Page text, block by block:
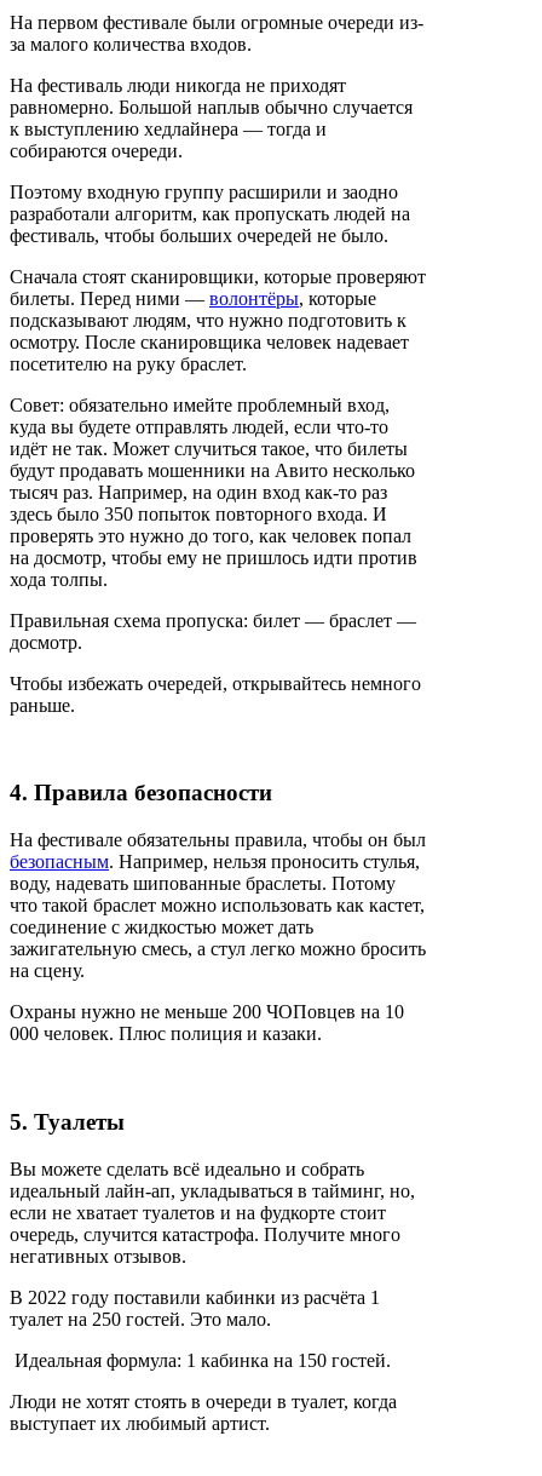
На первом фестивале были огромные очереди из-
за малого количества входов.
На фестиваль люди никогда не приходят
равномерно. Большой наплыв обычно случается
к выступлению хедлайнера — тогда и
собираются очереди.
Поэтому входную группу расширили и заодно
разработали алгоритм, как пропускать людей на
фестиваль, чтобы больших очередей не было.
Сначала стоят сканировщики, которые проверяют
билеты. Перед ними — волонтёры, которые
подсказывают людям, что нужно подготовить к
осмотру. После сканировщика человек надевает
посетителю на руку браслет.
Совет: обязательно имейте проблемный вход,
куда вы будете отправлять людей, если что-то
идёт не так. Может случиться такое, что билеты
будут продавать мошенники на Авито несколько
тысяч раз. Например, на один вход как-то раз
здесь было 350 попыток повторного входа. И
проверять это нужно до того, как человек попал
на досмотр, чтобы ему не пришлось идти против
хода толпы.
Правильная схема пропуска: билет — браслет —
досмотр.
Чтобы избежать очередей, открывайтесь немного
раньше.
4. Правила безопасности
На фестивале обязательны правила, чтобы он был
безопасным. Например, нельзя проносить стулья,
воду, надевать шипованные браслеты. Потому
что такой браслет можно использовать как кастет,
соединение с жидкостью может дать
зажигательную смесь, а стул легко можно бросить
на сцену.
Охраны нужно не меньше 200 ЧОПовцев на 10
000 человек. Плюс полиция и казаки.
5. Туалеты
Вы можете сделать всё идеально и собрать
идеальный лайн-ап, укладываться в тайминг, но,
если не хватает туалетов и на фудкорте стоит
очередь, случится катастрофа. Получите много
негативных отзывов.
В 2022 году поставили кабинки из расчёта 1
туалет на 250 гостей. Это мало.
Идеальная формула: 1 кабинка на 150 гостей.
Люди не хотят стоять в очереди в туалет, когда
выступает их любимый артист.